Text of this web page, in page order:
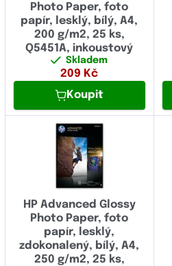
Photo Paper, foto
papír, lesklý, bílý, A4,
200 g/m2, 25 ks,
Q5451A, inkoustový
Skladem
209 Kč
Koupit
HP Advanced Glossy
Photo Paper, foto
papír, lesklý,
zdokonalený, bílý, A4,
250 g/m2, 25 ks,